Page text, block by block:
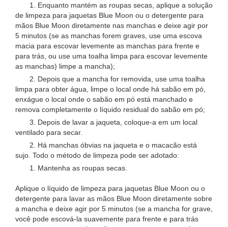
1. Enquanto mantém as roupas secas, aplique a solução
de limpeza para jaquetas Blue Moon ou o detergente para
mãos Blue Moon diretamente nas manchas e deixe agir por
5 minutos (se as manchas forem graves, use uma escova
macia para escovar levemente as manchas para frente e
para trás, ou use uma toalha limpa para escovar levemente
as manchas) limpe a mancha);
2. Depois que a mancha for removida, use uma toalha
limpa para obter água, limpe o local onde há sabão em pó,
enxágue o local onde o sabão em pó está manchado e
remova completamente o líquido residual do sabão em pó;
3. Depois de lavar a jaqueta, coloque-a em um local
ventilado para secar.
2. Há manchas óbvias na jaqueta e o macacão está
sujo. Todo o método de limpeza pode ser adotado:
1. Mantenha as roupas secas.
Aplique o líquido de limpeza para jaquetas Blue Moon ou o
detergente para lavar as mãos Blue Moon diretamente sobre
a mancha e deixe agir por 5 minutos (se a mancha for grave,
você pode escová-la suavemente para frente e para trás